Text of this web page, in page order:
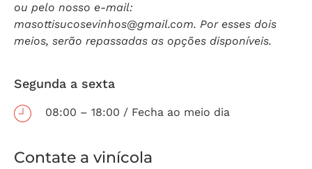
ou pelo nosso e-mail:
masottisucosevinhos@gmail.com. Por esses dois
meios, serão repassadas as opções disponíveis.
Segunda a sexta
08:00 – 18:00 / Fecha ao meio dia
Contate a vinícola